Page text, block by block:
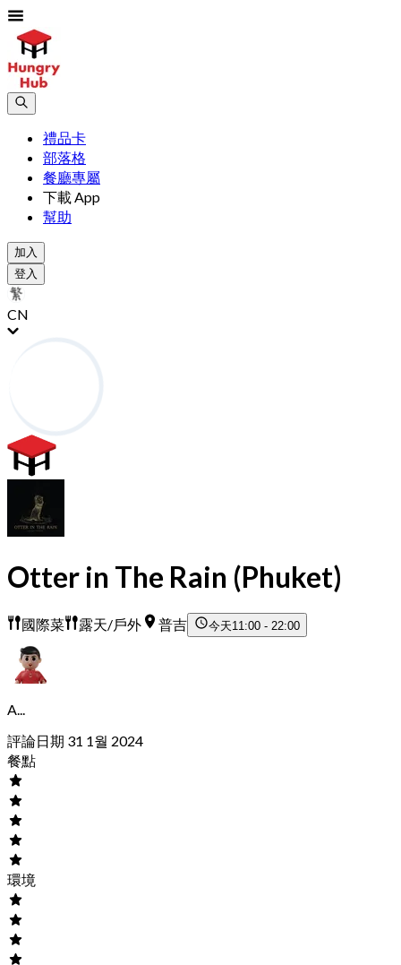
禮品卡
部落格
餐廳專屬
下載 App
幫助
加入
登入
CN
Otter in The Rain (Phuket)
國際菜 露天/戶外 普吉 今天11:00 - 22:00
A...
評論日期 31 1월 2024
餐點
環境